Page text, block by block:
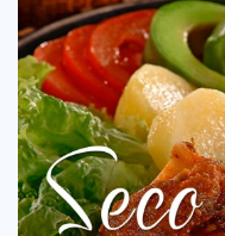
Previous